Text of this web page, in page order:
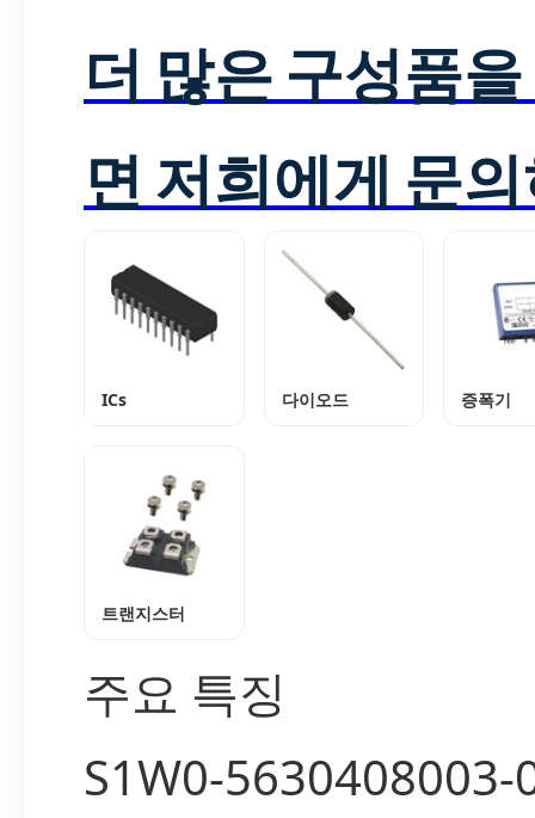
더 많은 구성품
면 저희에게 문
ICs 다이오드 증폭기
트랜지스터
주요 특징
S1W0-5630408003-